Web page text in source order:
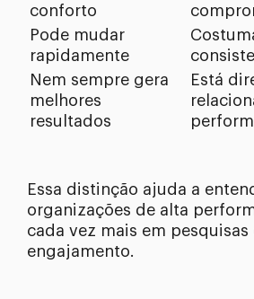
conforto
Pode mudar
rapidamente
Nem sempre gera
melhores
resultados
Está
Essa distinção ajuda a
organizações de alta
cada vez mais em
engajamento.